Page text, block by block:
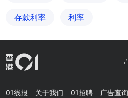
存款利率 利率
01线报 关于我们 01招聘 广告查询